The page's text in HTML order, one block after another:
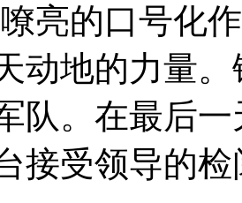
亮的口号化
动地的力量
队。在最后
接受领导的